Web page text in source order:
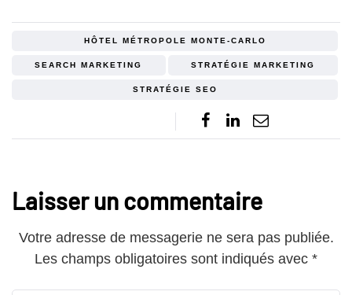
HÔTEL MÉTROPOLE MONTE-CARLO
SEARCH MARKETING STRATÉGIE MARKETING
STRATÉGIE SEO
Laisser un commentaire
Votre adresse de messagerie ne sera pas publiée.
Les champs obligatoires sont indiqués avec *